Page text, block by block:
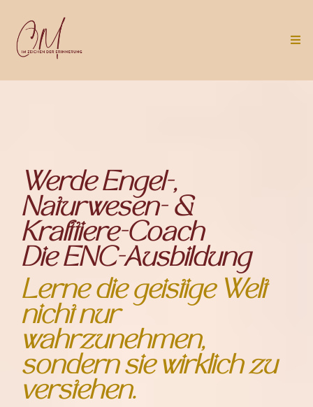
Werde Engel-,
Naturwesen- &
Krafttiere-Coach
Die ENC-Ausbildung
Lerne die geistige Welt
nicht nur
wahrzunehmen,
sondern sie wirklich zu
verstehen.